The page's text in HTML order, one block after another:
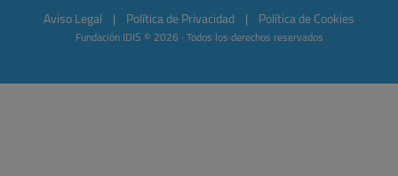
Aviso Legal Política de Privacidad Política de Cookies
Fundación IDIS © 2026 · Todos los derechos reservados